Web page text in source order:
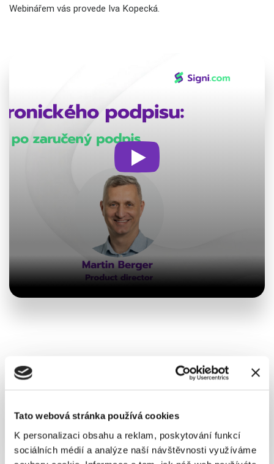
Tato webová stránka používá cookies
K personalizaci obsahu a reklam, poskytování funkcí
sociálních médií a analýze naší návštěvnosti využíváme
Webinářem vás provede Iva Kopecká.